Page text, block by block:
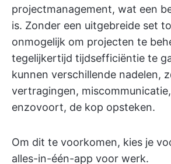
projectmanagement, wat een
is. Zonder een uitgebreide set
onmogelijk om projecten te
tegelijkertijd tijdsefficiëntie te
kunnen verschillende nadelen,
vertragingen,
enzovoort, de kop opsteken.
Om dit te voorkomen, kies je
alles-in-één-app voor werk.